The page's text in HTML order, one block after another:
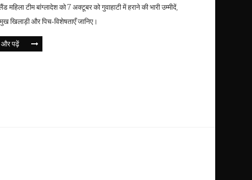
महिला टीम बांग्लादेश को 7 अक्टूबर को गुवाहाटी में हराने की भारी उम्मीदें,
खिलाड़ी और पिच‑विशेषताएँ जानिए।
और पढ़ें